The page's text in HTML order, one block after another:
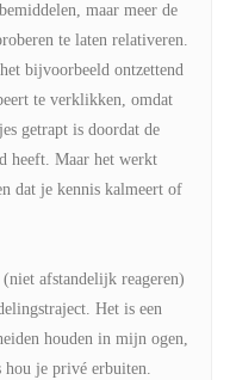
maar meer de
te laten relativeren.
bijvoorbeeld ontzettend
te verklikken, omdat
getrapt is doordat de
heeft. Maar het werkt
dat je kennis kalmeert of
afstandelijk reageren)
Het is een
houden in mijn ogen,
hou je privé erbuiten.